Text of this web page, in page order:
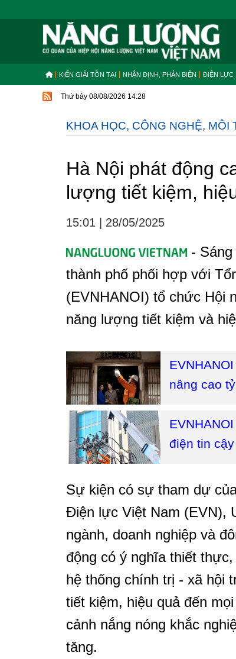
KIẾN GIẢI TỒN TẠI NHẬN ĐỊNH, PHẢN BIỆN ĐIỆN LỰC
Thứ bảy 08/08/2026 14:28
KHOA HỌC, CÔNG NGHỆ, MÔI
Hà Nội phát động
lượng tiết kiệm,
15:01 28/05/2025
-
thành phố phối hợp với
(EVNHANOI) tổ chức Hội
năng lượng tiết kiệm và
nâng cao
điện tin
Sự kiện có sự tham dự
Điện lực Việt Nam (EVN),
ngành, doanh nghiệp và
động có ý nghĩa thiết
hệ thống chính trị - xã hội
tiết kiệm, hiệu quả đến
cảnh nắng nóng khắc
tăng.